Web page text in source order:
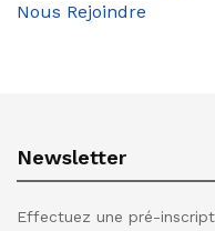
Nous Rejoindre
Newsletter
Effectuez une pré-